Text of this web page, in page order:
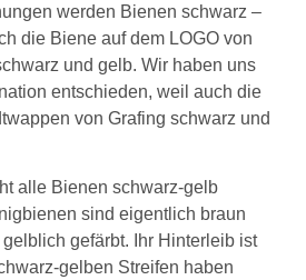
werden Bienen schwarz –
die Biene auf dem LOGO von
und gelb. Wir haben uns
entschieden, weil auch die
von Grafing schwarz und
alle Bienen schwarz-gelb
sind eigentlich braun
gefärbt. Ihr Hinterleib ist
gelben Streifen haben